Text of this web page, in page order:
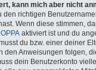
kann mich aber nicht
den richtigen
Wenn diese stimmen,
aktiviert ist und du
du bzw. einer deiner
den Anweisungen folgen,
dein Benutzerkonto